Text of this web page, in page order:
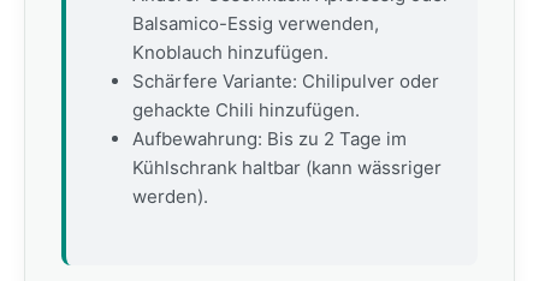
Balsamico-Essig verwenden,
Knoblauch hinzufügen.
Schärfere Variante: Chilipulver oder
gehackte Chili hinzufügen.
Aufbewahrung: Bis zu 2 Tage im
Kühlschrank haltbar (kann wässriger
werden).